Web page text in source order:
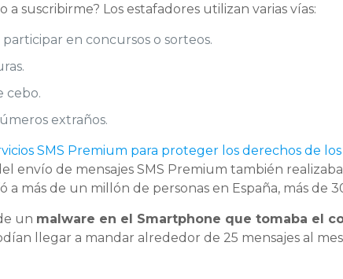
suscribirme? Los estafadores utilizan varias vías:
en concursos o sorteos.
cebo.
extraños.
SMS Premium para proteger los derechos de
envío de mensajes SMS Premium también
más de un millón de personas en España, más de
un malware en el Smartphone que tomaba el
llegar a mandar alrededor de 25 mensajes al